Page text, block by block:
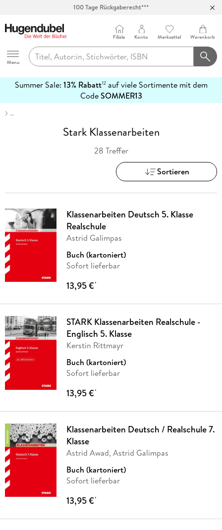
100 Tage Rückgaberecht***
Hugendubel
Menu
Filiale Konto Merkzettel Warenkorb
Summer Sale: 13% Rabatt12auf viele Sortimente mit dem
CodeSOMMER13
erfahren
…
Stark Klassenarbeiten
28 Treffer
Sortieren
Klassenarbeiten Deutsch 5. Klasse
Realschule
Astrid Galimpas
Buch (kartoniert)
Sofort lieferbar
13,95 €*
STARK Klassenarbeiten Realschule -
Englisch 5. Klasse
Kerstin Rittmayr
Buch (kartoniert)
Sofort lieferbar
13,95 €*
Klassenarbeiten Deutsch / Realschule 7.
Klasse
Astrid Awad, Astrid Galimpas
Buch (kartoniert)
Sofort lieferbar
13,95 €*